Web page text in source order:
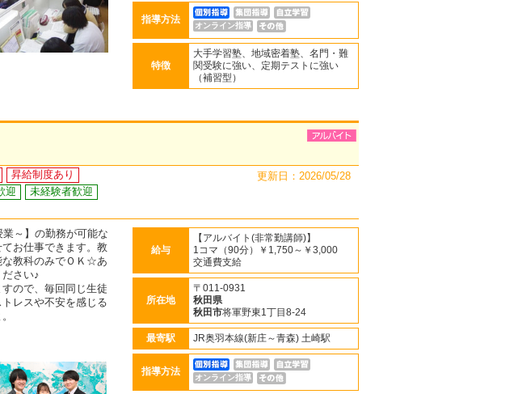
指導方法
オンライン指導
特徴
大手学習塾、地域密着塾、名門・難
関受験に強い、定期テストに強い
（補習型）
昇給制度あり
迎
未経験者歓迎
更新日：2026/05/28
～】の勤務が可能な
お仕事できます。教
な教科のみでＯＫ☆あ
さい♪
すので、毎回同じ生徒
レスや不安を感じる
給与
【アルバイト(非常勤講師)】
1コマ（90分）￥1,750～￥3,000
交通費支給
所在地
〒011-0931
秋田県
秋田市将軍野東1丁目8-24
最寄駅 JR奥羽本線(新庄～青森) 土崎駅
指導方法
オンライン指導